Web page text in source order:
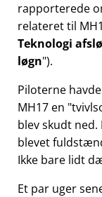
rapporterede
relateret til
Teknologi
løgn ).
Piloterne
MH17 en
blev skudt
blevet
Ikke bare lidt
Et par uger